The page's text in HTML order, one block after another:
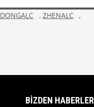
DONGALC , ZHENALC ,
BIZDEN HABERLER